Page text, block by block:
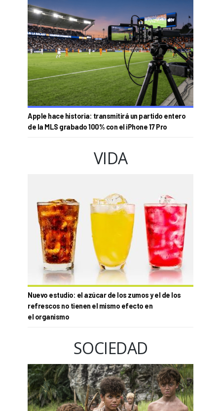
Apple hace historia: transmitirá un partido entero
de la MLS grabado 100% con el iPhone 17 Pro
VIDA
Nuevo estudio: el azúcar de los zumos y el de los
refrescos no tienen el mismo efecto en
el organismo
SOCIEDAD